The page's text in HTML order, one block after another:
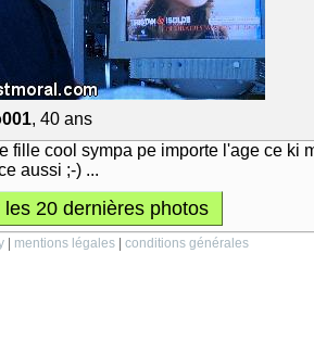
, 40 ans
fille cool sympa pe importe l'age ce ki
aussi ;-) ...
20 dernières photos
| mentions légales | conditions générales